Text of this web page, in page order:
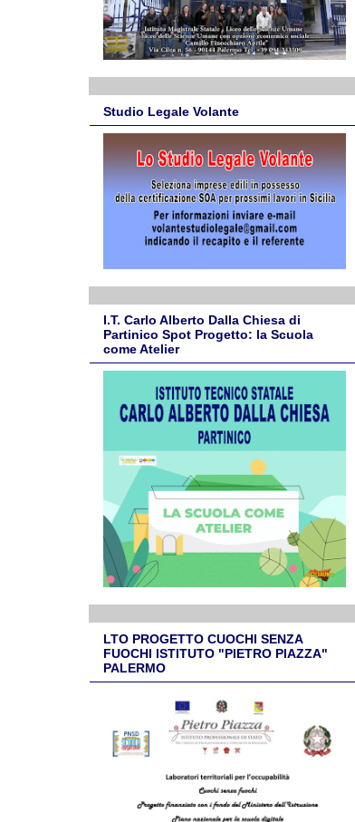
Studio Legale Volante
I.T. Carlo Alberto Dalla Chiesa di
Partinico Spot Progetto: la Scuola
come Atelier
LTO PROGETTO CUOCHI SENZA
FUOCHI ISTITUTO "PIETRO PIAZZA"
PALERMO